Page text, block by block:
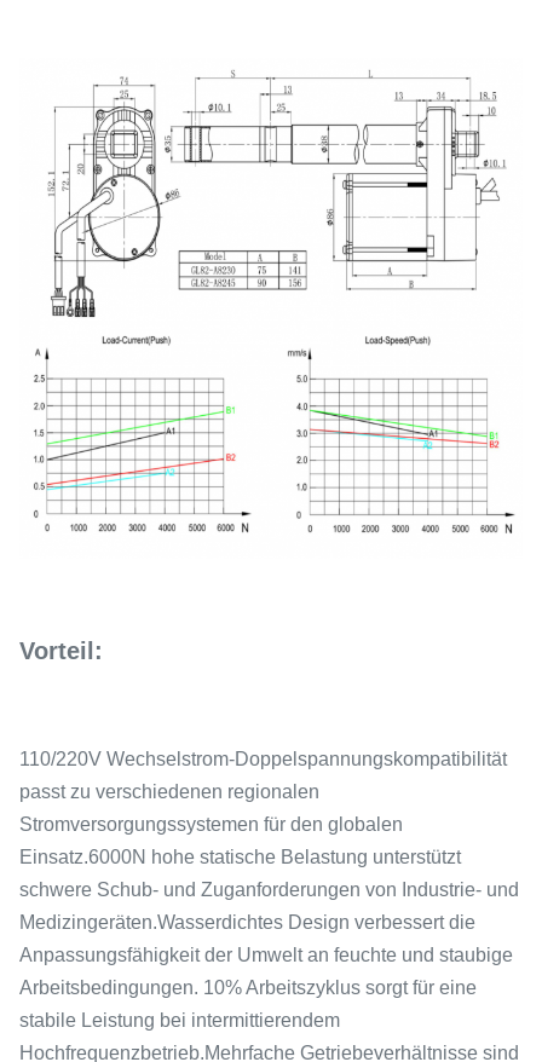
Vorteil:
110/220V Wechselstrom-Doppelspannungskompatibilität
passt zu verschiedenen regionalen
Stromversorgungssystemen für den globalen
Einsatz.6000N hohe statische Belastung unterstützt
schwere Schub- und Zuganforderungen von Industrie- und
Medizingeräten.Wasserdichtes Design verbessert die
Anpassungsfähigkeit der Umwelt an feuchte und staubige
Arbeitsbedingungen. 10% Arbeitszyklus sorgt für eine
stabile Leistung bei intermittierendem
Hochfrequenzbetrieb.Mehrfache Getriebeverhältnisse sind